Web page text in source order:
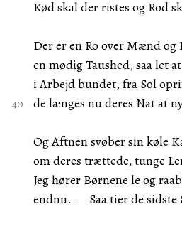
Kød skal der ristes og Rod
Der er en Ro over Mænd og
en mødig Taushed, saa let
i Arbejd bundet, fra Sol
de længes nu deres Nat at
Og Aftnen svøber sin køle
om deres trættede, tunge
Jeg hører Børnene le og
endnu. — Saa tier de sidste